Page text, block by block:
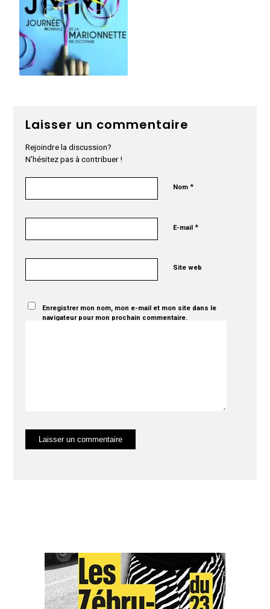
Laisser un commentaire
Rejoindre la discussion?
N’hésitez pas à contribuer !
Nom*
E-mail*
Site web
Enregistrer mon nom, mon e-mail et mon site dans le
navigateur pour mon prochain commentaire.